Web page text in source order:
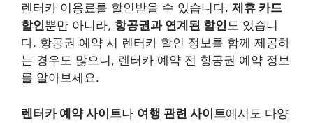
렌터카 이용료를 할인받을 수 있습니다. 제휴 카드
할인뿐만 아니라, 항공권과 연계된 할인도 있습니
다. 항공권 예약 시 렌터카 할인 정보를 함께 제공하
는 경우도 많으니, 렌터카 예약 전 항공권 예약 정보
를 알아보세요.
렌터카 예약 사이트나 여행 관련 사이트에서도 다양